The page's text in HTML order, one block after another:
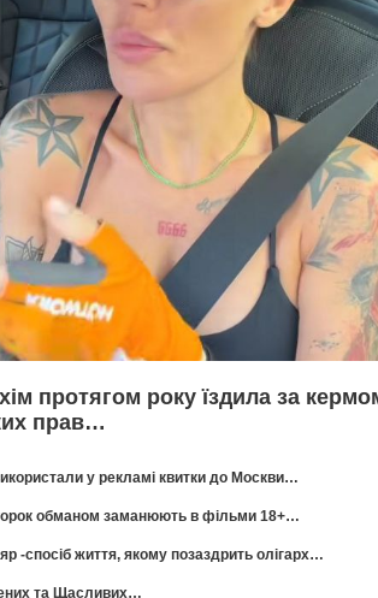
протягом року їздила за
прав…
у рекламі квитки до Москви…
обманом заманюють в фільми 18+…
-спосіб життя, якому позаздрить олігарх…
та Щасливих…